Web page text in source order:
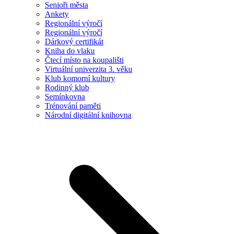
Senioři města
Ankety
Regionální výročí
Regionální výročí
Dárkový certifikát
Kniha do vlaku
Čtecí místo na koupališti
Virtuální univerzita 3. věku
Klub komorní kultury
Rodinný klub
Semínkovna
Trénování paměti
Národní digitální knihovna